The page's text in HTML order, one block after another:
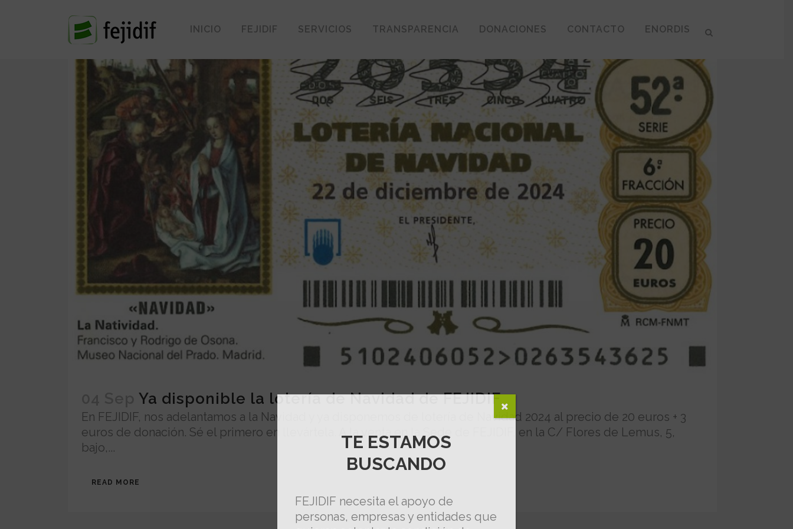
INICIO FEJIDIF SERVICIOS TRANSPARENCIA DONACIONES CONTACTO ENORDIS
Ya disponible la lotería de Navidad de FEJIDIF
En FEJIDIF, nos adelantamos a la Navidad y ya disponemos de lotería de Navidad 2024 al precio de 20 euros + 3
euros de donación. Sé el primero en llevártela. A la venta en la Sede de FEJIDIF, en la C/ Flores de Lemus, 5,
bajo,...
READ MORE
TE ESTAMOS
BUSCANDO
FEJIDIF necesita el apoyo de
personas, empresas y entidades que